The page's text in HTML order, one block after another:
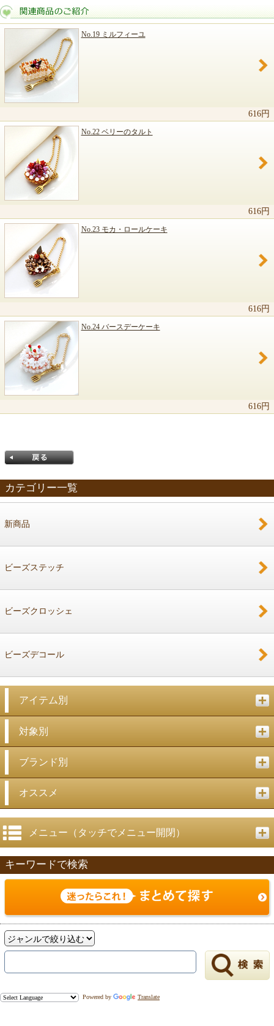
No.19 ミルフィーユ
616円
No.22 ベリーのタルト
616円
No.23 モカ・ロールケーキ
616円
No.24 バースデーケーキ
616円
カテゴリー一覧
新商品
ビーズステッチ
ビーズクロッシェ
ビーズデコール
アイテム別
対象別
ブランド別
オススメ
メニュー（タッチでメニュー開閉）
キーワードで検索
Powered by Translate